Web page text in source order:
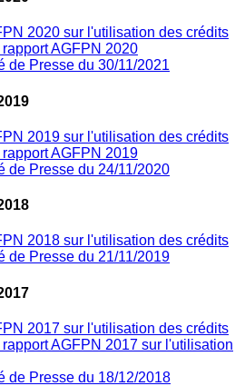
2020 sur l'utilisation des crédits
AGFPN 2020
de Presse du 30/11/2021
2019 sur l'utilisation des crédits
AGFPN 2019
de Presse du 24/11/2020
2018 sur l'utilisation des crédits
de Presse du 21/11/2019
2017 sur l'utilisation des crédits
AGFPN 2017 sur l'utilisation
de Presse du 18/12/2018